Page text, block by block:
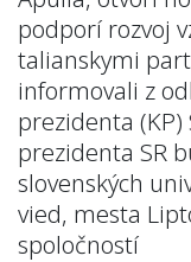
podporí rozvoj
talianskymi
informovali z
prezidenta (KP)
prezidenta SR
slovenských
vied, mesta
spoločností